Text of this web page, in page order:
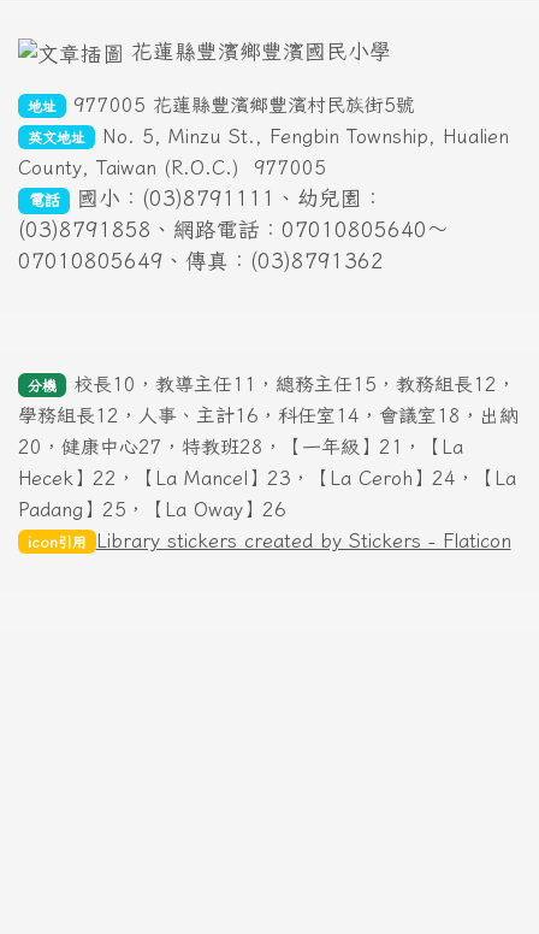
花蓮縣豐濱鄉豐濱國民小學
地址 977005 花蓮縣豐濱鄉豐濱村民族街5號
英文地址
No. 5, Minzu St., Fengbin Township, Hualien
County, Taiwan (R.O.C.)
977005
電話
國小：(03)8791111、幼兒園：
(03)8791858、網路電話：07010805640～
07010805649、傳真：(03)8791362
分機
校長10，教導主任11，總務主任15，教務組長12，
學務組長12，人事、主計16，科任室14，會議室18，出納
20，健康中心27，特教班28，【一年級】21，【La
Hecek】22，【La Mancel】23，【La Ceroh】24，【La
Padang】25，【La Oway】26
icon引用 Library stickers created by Stickers - Flaticon